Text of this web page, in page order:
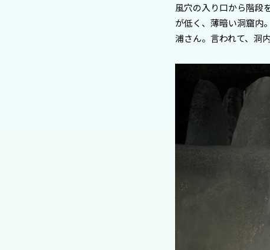
風穴の入り口から階段
が低く、薄暗い洞窟内
浦さん。言われて、洞